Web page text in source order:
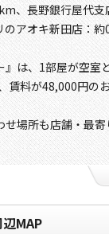
、長野銀行屋代
アオキ新田店：約
は、1部屋が空室
賃料が48,000円の
せ場所も店舗・最
MAP